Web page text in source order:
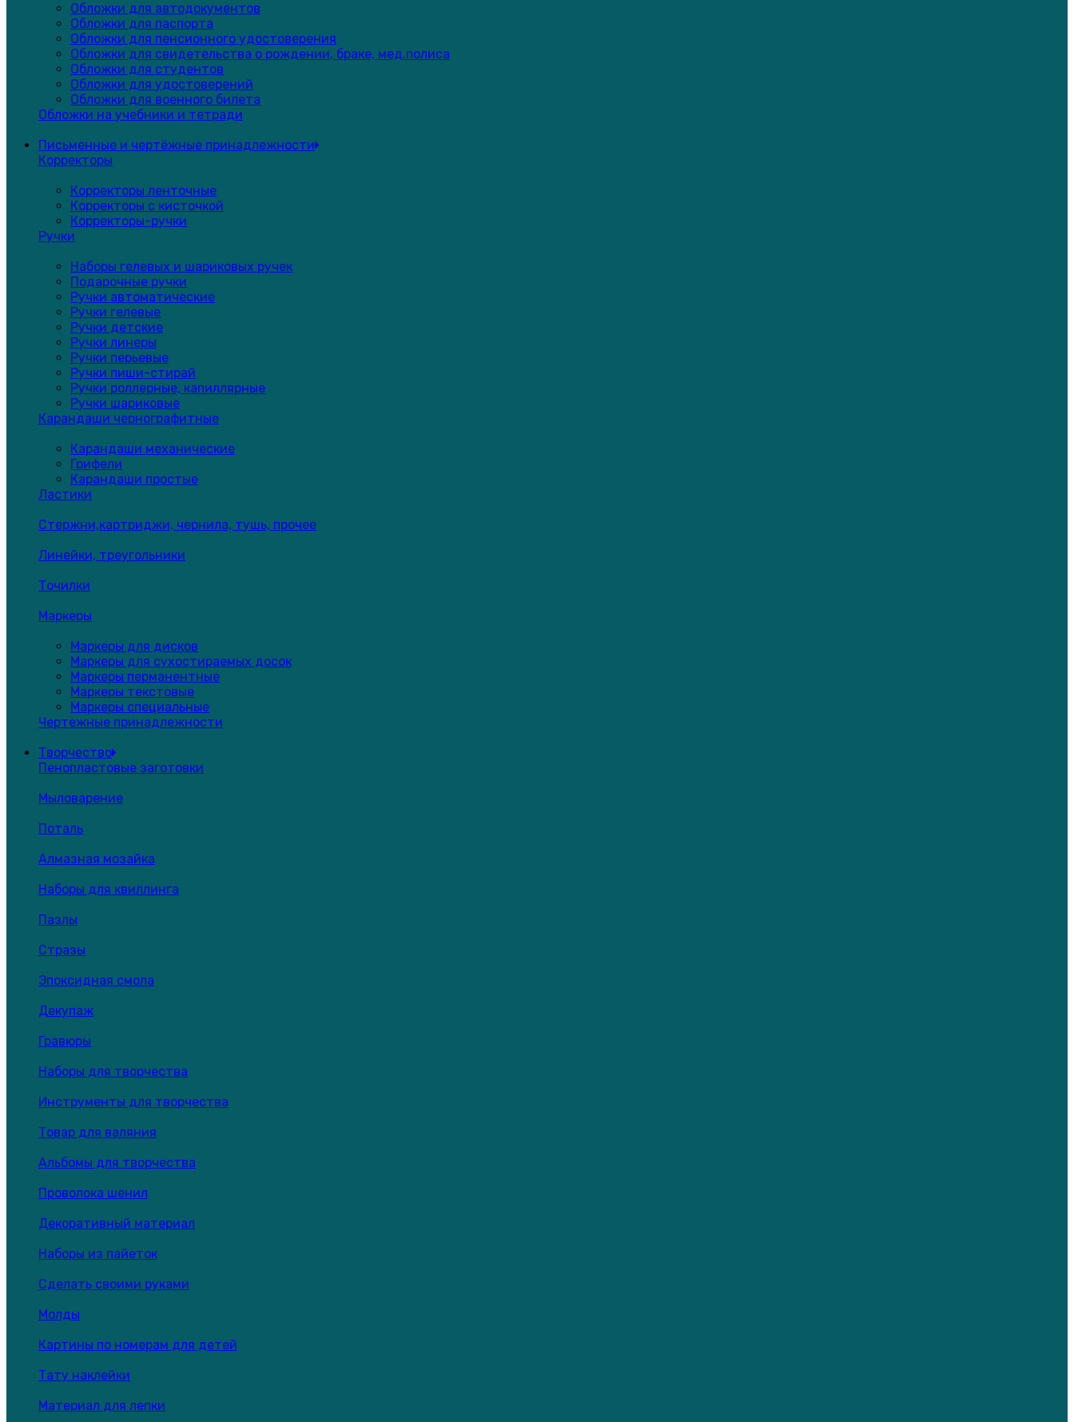
Обложки для автодокументов
Обложки для паспорта
Обложки для пенсионного удостоверения
Обложки для свидетельства о рождении, браке, мед.полиса
Обложки для студентов
Обложки для удостоверений
Обложки для военного билета
Обложки на учебники и тетради
Письменные и чертёжные принадлежности
Корректоры
Корректоры ленточные
Корректоры с кисточкой
Корректоры-ручки
Ручки
Наборы гелевых и шариковых ручек
Подарочные ручки
Ручки автоматические
Ручки гелевые
Ручки детские
Ручки линеры
Ручки перьевые
Ручки пиши-стирай
Ручки роллерные, капиллярные
Ручки шариковые
Карандаши чернографитные
Карандаши механические
Грифели
Карандаши простые
Ластики
Стержни,картриджи, чернила, тушь, прочее
Линейки, треугольники
Точилки
Маркеры
Маркеры для дисков
Маркеры для сухостираемых досок
Маркеры перманентные
Маркеры текстовые
Маркеры специальные
Чертежные принадлежности
Творчество
Пенопластовые заготовки
Мыловарение
Поталь
Алмазная мозайка
Наборы для квиллинга
Пазлы
Стразы
Эпоксидная смола
Декупаж
Гравюры
Наборы для творчества
Инструменты для творчества
Товар для валяния
Альбомы для творчества
Проволока шенил
Декоративный материал
Наборы из пайеток
Сделать своими руками
Молды
Картины по номерам для детей
Тату наклейки
Материал для лепки